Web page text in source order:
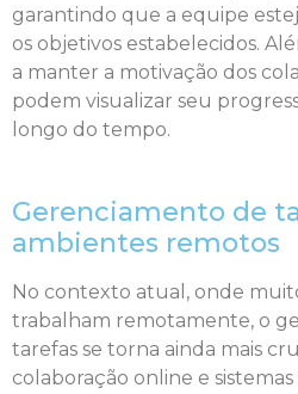
garantindo que a equipe
os objetivos estabelecidos.
a manter a motivação dos
podem visualizar seu
longo do tempo.
Gerenciamento de
ambientes remotos
No contexto atual, onde
trabalham remotamente, o
tarefas se torna ainda mais
colaboração online e